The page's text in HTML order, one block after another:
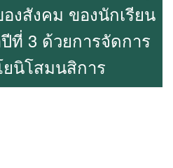
องสังคม ของนักเรียน
ที่ 3 ด้วยการจัดการ
ยนิโสมนสิการ